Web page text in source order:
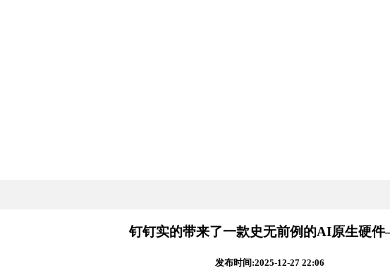
钉钉实的带来了一款史无前例的AI原生硬
发布时间:2025-12-27 22:06